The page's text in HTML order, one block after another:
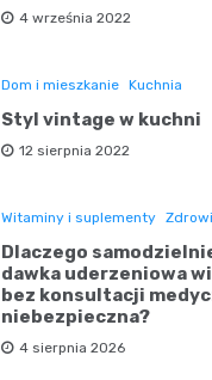
4 września 2022
Dom i mieszkanie Kuchnia
Styl vintage w kuchni
12 sierpnia 2022
Witaminy i suplementy
Dlaczego
dawka uderzeniowa
bez konsultacji
niebezpieczna?
4 sierpnia 2026